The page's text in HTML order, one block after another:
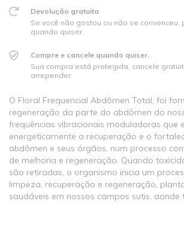
Devolução gratuita
Se você não gostou ou não se convenceu,
quando quiser.
Compre e cancele quando quiser.
Sua compra está protegida, cancele
arrepender.
O Floral Frequencial Abdômen Total, foi
regeneração da parte do abdômen do
frequências vibracionais moduladoras que
energeticamente a recuperação e o
abdômen e seus órgãos, num processo
de melhoria e regeneração. Quando
são retiradas, o organismo inicia um
limpeza, recuperação e regeneração,
saudáveis em nossos campos sutis, aonde